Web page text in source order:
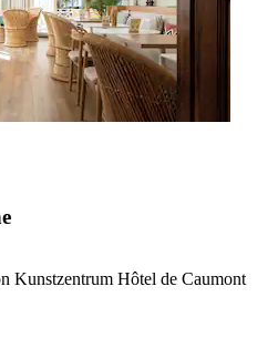
Kunstzentrum Hôtel de Caumont